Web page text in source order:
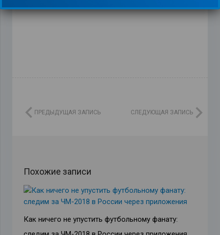
роуминг в ЕС исчез,тариф Мундо
ПРЕДЫДУЩАЯ ЗАПИСЬ СЛЕДУЮЩАЯ ЗАПИСЬ
Похожие записи
Как ничего не упустить футбольному фанату: